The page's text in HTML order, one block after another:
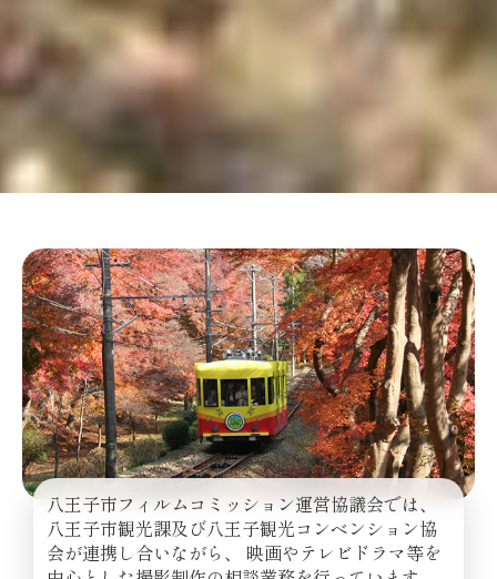
八王子市フィルムコミッション運営協議会では、
八王子市観光課及び八王子観光コンベンション協
会が連携し合いながら、 映画やテレビドラマ等を